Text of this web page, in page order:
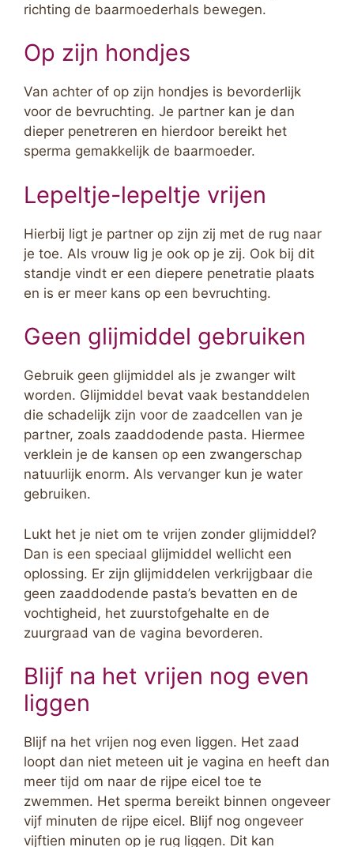
richting de baarmoederhals bewegen.
Op zijn hondjes
Van achter of op zijn hondjes is bevorderlijk
voor de bevruchting. Je partner kan je dan
dieper penetreren en hierdoor bereikt het
sperma gemakkelijk de baarmoeder.
Lepeltje-lepeltje vrijen
Hierbij ligt je partner op zijn zij met de rug naar
je toe. Als vrouw lig je ook op je zij. Ook bij dit
standje vindt er een diepere penetratie plaats
en is er meer kans op een bevruchting.
Geen glijmiddel gebruiken
Gebruik geen glijmiddel als je zwanger wilt
worden. Glijmiddel bevat vaak bestanddelen
die schadelijk zijn voor de zaadcellen van je
partner, zoals zaaddodende pasta. Hiermee
verklein je de kansen op een zwangerschap
natuurlijk enorm. Als vervanger kun je water
gebruiken.
Lukt het je niet om te vrijen zonder glijmiddel?
Dan is een speciaal glijmiddel wellicht een
oplossing. Er zijn glijmiddelen verkrijgbaar die
geen zaaddodende pasta’s bevatten en de
vochtigheid, het zuurstofgehalte en de
zuurgraad van de vagina bevorderen.
Blijf na het vrijen nog even
liggen
Blijf na het vrijen nog even liggen. Het zaad
loopt dan niet meteen uit je vagina en heeft dan
meer tijd om naar de rijpe eicel toe te
zwemmen. Het sperma bereikt binnen ongeveer
vijf minuten de rijpe eicel. Blijf nog ongeveer
vijftien minuten op je rug liggen. Dit kan